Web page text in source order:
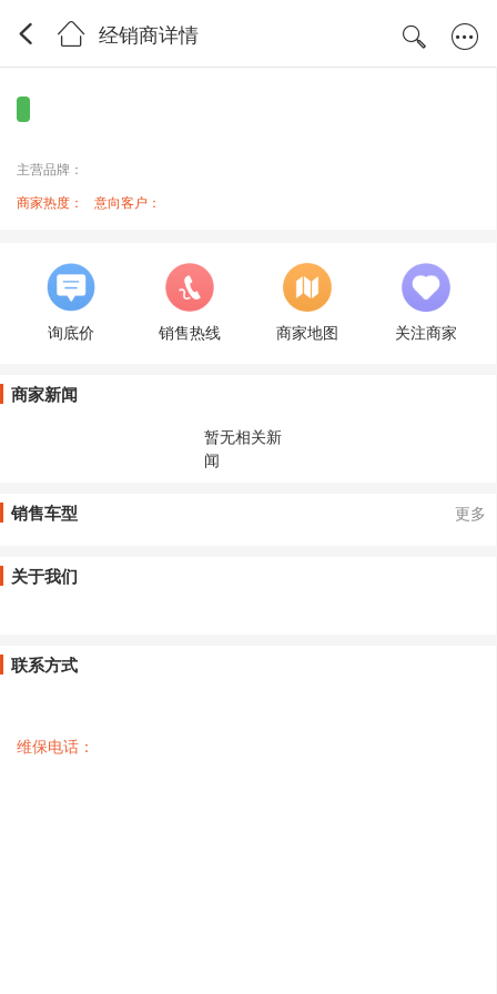
经销商详情
主营品牌：
商家热度：
意向客户：
询底价 销售热线 商家地图 关注商家
商家新闻
暂无相关新
闻
销售车型 更多
关于我们
联系方式
维保电话：